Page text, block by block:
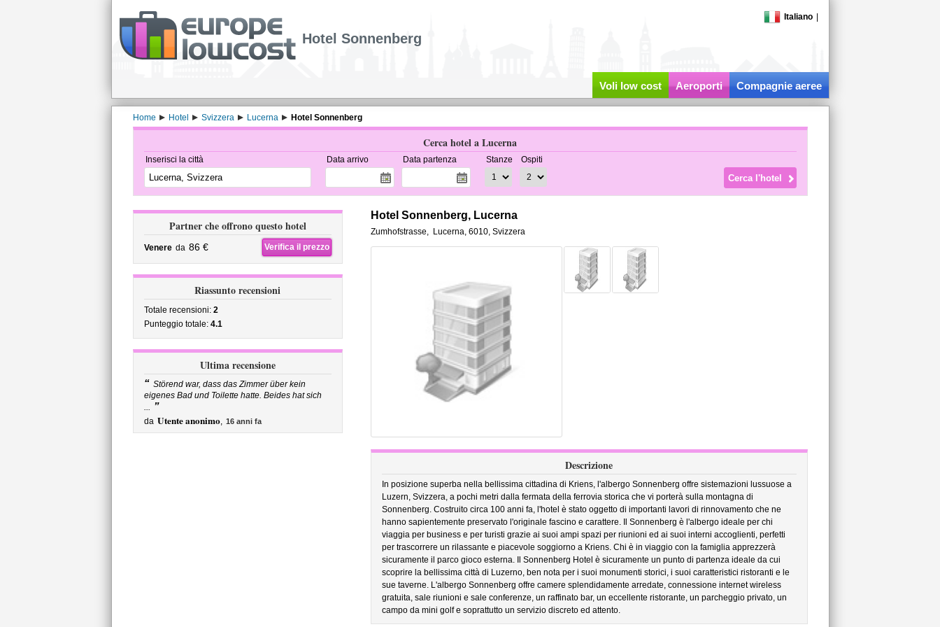
Italiano
Hotel Sonnenberg
Voli low cost Aeroporti Compagnie aeree
Home Hotel Svizzera Lucerna Hotel Sonnenberg
Cerca hotel a Lucerna
Inserisci la città Data arrivo Data partenza Stanze Ospiti
Partner che offrono questo hotel
Venere da 86 € Verifica il prezzo
Riassunto recensioni
Totale recensioni: 2
Punteggio totale: 4.1
Ultima recensione
“ Störend war, dass das Zimmer über kein
eigenes Bad und Toilette hatte. Beides hat sich
... ”
da Utente anonimo, 16 anni fa
Hotel Sonnenberg, Lucerna
Zumhofstrasse, Lucerna, 6010, Svizzera
Descrizione
In posizione superba nella bellissima cittadina di Kriens, l'albergo Sonnenberg offre sistemazioni lussuose a
Luzern, Svizzera, a pochi metri dalla fermata della ferrovia storica che vi porterà sulla montagna di
Sonnenberg. Costruito circa 100 anni fa, l'hotel è stato oggetto di importanti lavori di rinnovamento che ne
hanno sapientemente preservato l'originale fascino e carattere. Il Sonnenberg è l'albergo ideale per chi
viaggia per business e per turisti grazie ai suoi ampi spazi per riunioni ed ai suoi interni accoglienti, perfetti
per trascorrere un rilassante e piacevole soggiorno a Kriens. Chi è in viaggio con la famiglia apprezzerà
sicuramente il parco gioco esterna. Il Sonnenberg Hotel è sicuramente un punto di partenza ideale da cui
scoprire la bellissima città di Luzerno, ben nota per i suoi monumenti storici, i suoi caratteristici ristoranti e le
sue taverne. L'albergo Sonnenberg offre camere splendidamente arredate, connessione internet wireless
gratuita, sale riunioni e sale conferenze, un raffinato bar, un eccellente ristorante, un parcheggio privato, un
campo da mini golf e soprattutto un servizio discreto ed attento.